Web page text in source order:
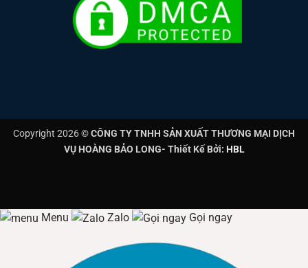
Copyright 2026 ©CÔNG TY TNHH SẢN XUẤT THƯƠNG MẠI DỊCH
VỤ HOÀNG BẢO LONG- Thiết Kế Bởi: HBL
Menu Zalo Gọi ngay